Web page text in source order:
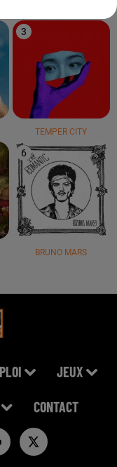
3
TEMPER CITY
6
BRUNO MARS
JEUX
CONTACT